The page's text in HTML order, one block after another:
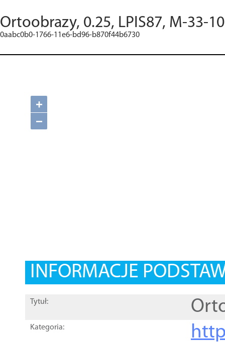
Ortoobrazy, 0.25, LPIS87, M-33-
0aabc0b0-1766-11e6-bd96-b870f44b6730
+
−
INFORMACJE
Tytuł:
Kategoria: